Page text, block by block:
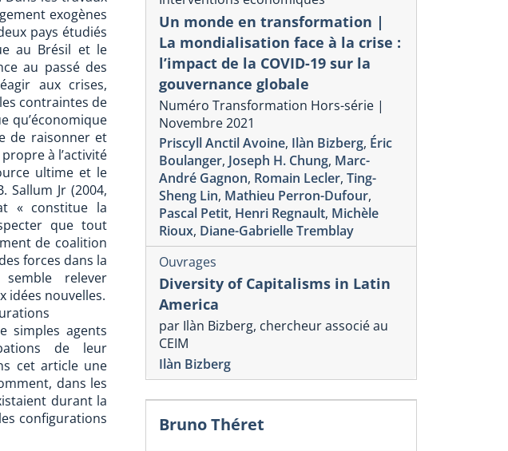
exogènes
pays étudiés
au Brésil et le
au passé des
aux crises,
contraintes de
qu’économique
de raisonner et
à l’activité
ultime et le
Jr (2004,
« constitue la
que tout
de coalition
forces dans la
relever
idées nouvelles.
simples agents
de leur
cet article une
dans les
durant la
configurations
Un monde en transformation |
La mondialisation face à la crise :
l’impact de la COVID-19 sur la
gouvernance globale
Numéro Transformation Hors-série |
Novembre 2021
Priscyll Anctil Avoine, Ilàn Bizberg, Éric
Boulanger, Joseph H. Chung, Marc-
André Gagnon, Romain Lecler, Ting-
Sheng Lin, Mathieu Perron-Dufour,
Pascal Petit, Henri Regnault, Michèle
Rioux, Diane-Gabrielle Tremblay
Ouvrages
Diversity of Capitalisms in Latin
America
par Ilàn Bizberg, chercheur associé au
CEIM
Ilàn Bizberg
Bruno Théret